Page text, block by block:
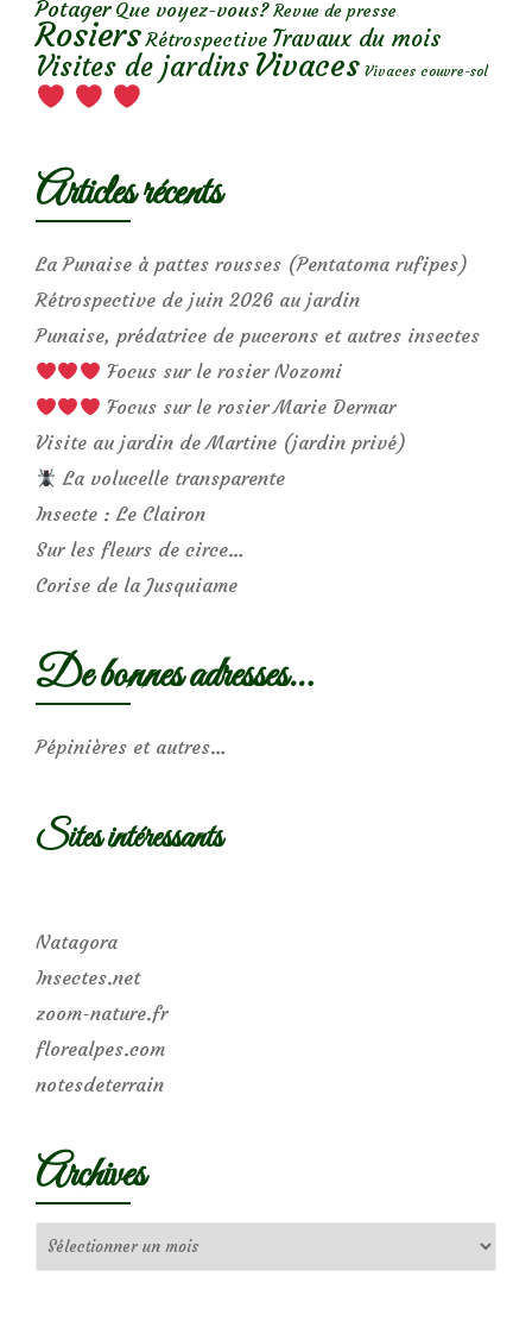
Potager Que voyez-vous? Revue de presse
Rosiers Rétrospective Travaux du mois
Visites de jardins Vivaces Vivaces couvre-sol
Articles récents
La Punaise à pattes rousses (Pentatoma rufipes)
Rétrospective de juin 2026 au jardin
Punaise, prédatrice de pucerons et autres insectes
Focus sur le rosier Nozomi
Focus sur le rosier Marie Dermar
Visite au jardin de Martine (jardin privé)
La volucelle transparente
Insecte : Le Clairon
Sur les fleurs de circe…
Corise de la Jusquiame
De bonnes adresses…
Pépinières et autres…
Sites intéressants
Natagora
Insectes.net
zoom-nature.fr
florealpes.com
notesdeterrain
Archives